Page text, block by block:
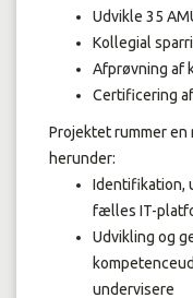
Udvikle 35
Kollegial
Afprøvning af
Certificering
Projektet rummer
herunder:
Identifikation,
fælles IT-
Udvikling og
undervisere